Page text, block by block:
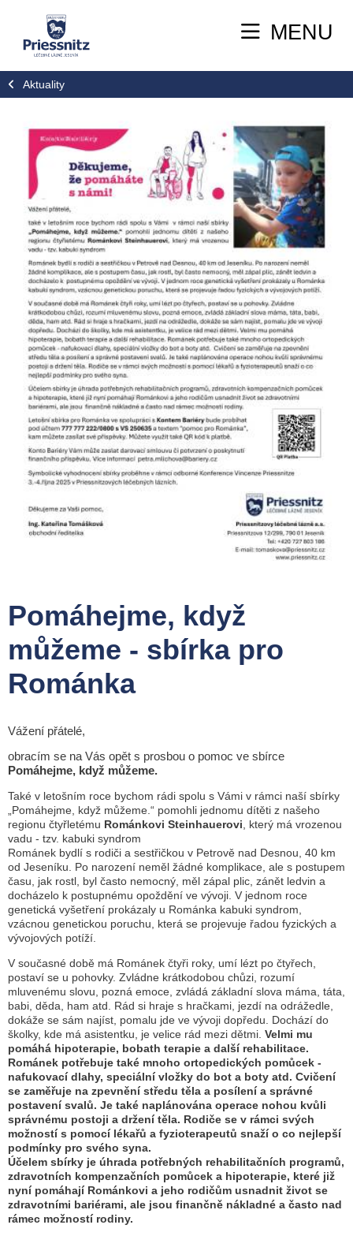
MENU
Aktuality
Pomáhejme, když
můžeme - sbírka pro
Románka
Vážení přátelé,
obracím se na Vás opět s prosbou o pomoc ve sbírce
Pomáhejme, když můžeme.
Také v letošním roce bychom rádi spolu s Vámi v rámci naší sbírky
„Pomáhejme, když můžeme.“ pomohli jednomu dítěti z našeho
regionu čtyřletému Románkovi Steinhauerovi , který má vrozenou
vadu - tzv. kabuki syndrom
Románek bydlí s rodiči a sestřičkou v Petrově nad Desnou, 40 km
od Jeseníku. Po narození neměl žádné komplikace, ale s postupem
času, jak rostl, byl často nemocný, měl zápal plic, zánět ledvin a
docházelo k postupnému opoždění ve vývoji. V jednom roce
genetická vyšetření prokázaly u Románka kabuki syndrom,
vzácnou genetickou poruchu, která se projevuje řadou fyzických a
vývojových potíží.
V současné době má Románek čtyři roky, umí lézt po čtyřech,
postaví se u pohovky. Zvládne krátkodobou chůzi, rozumí
mluvenému slovu, pozná emoce, zvládá základní slova máma, táta,
babi, děda, ham atd. Rád si hraje s hračkami, jezdí na odrážedle,
dokáže se sám najíst, pomalu jde ve vývoji dopředu. Dochází do
školky, kde má asistentku, je velice rád mezi dětmi. Velmi mu
pomáhá hipoterapie, bobath terapie a další rehabilitace.
Románek potřebuje také mnoho ortopedických pomůcek -
nafukovací dlahy, speciální vložky do bot a boty atd. Cvičení
se zaměřuje na zpevnění středu těla a posílení a správné
postavení svalů. Je také naplánována operace nohou kvůli
správnému postoji a držení těla. Rodiče se v rámci svých
možností s pomocí lékařů a fyzioterapeutů snaží o co nejlepší
podmínky pro svého syna.
Účelem sbírky je úhrada potřebných rehabilitačních programů,
zdravotních kompenzačních pomůcek a hipoterapie, které již
nyní pomáhají Románkovi a jeho rodičům usnadnit život se
zdravotními bariérami, ale jsou finančně nákladné a často nad
rámec možností rodiny.